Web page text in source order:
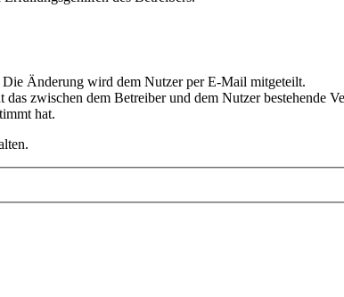
Änderung wird dem Nutzer per E-Mail mitgeteilt.
zwischen dem Betreiber und dem Nutzer bestehende
hat.